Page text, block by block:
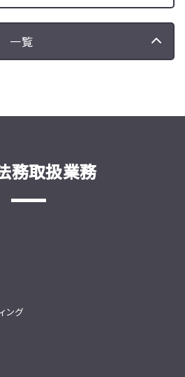
一覧
務取扱業務
ング